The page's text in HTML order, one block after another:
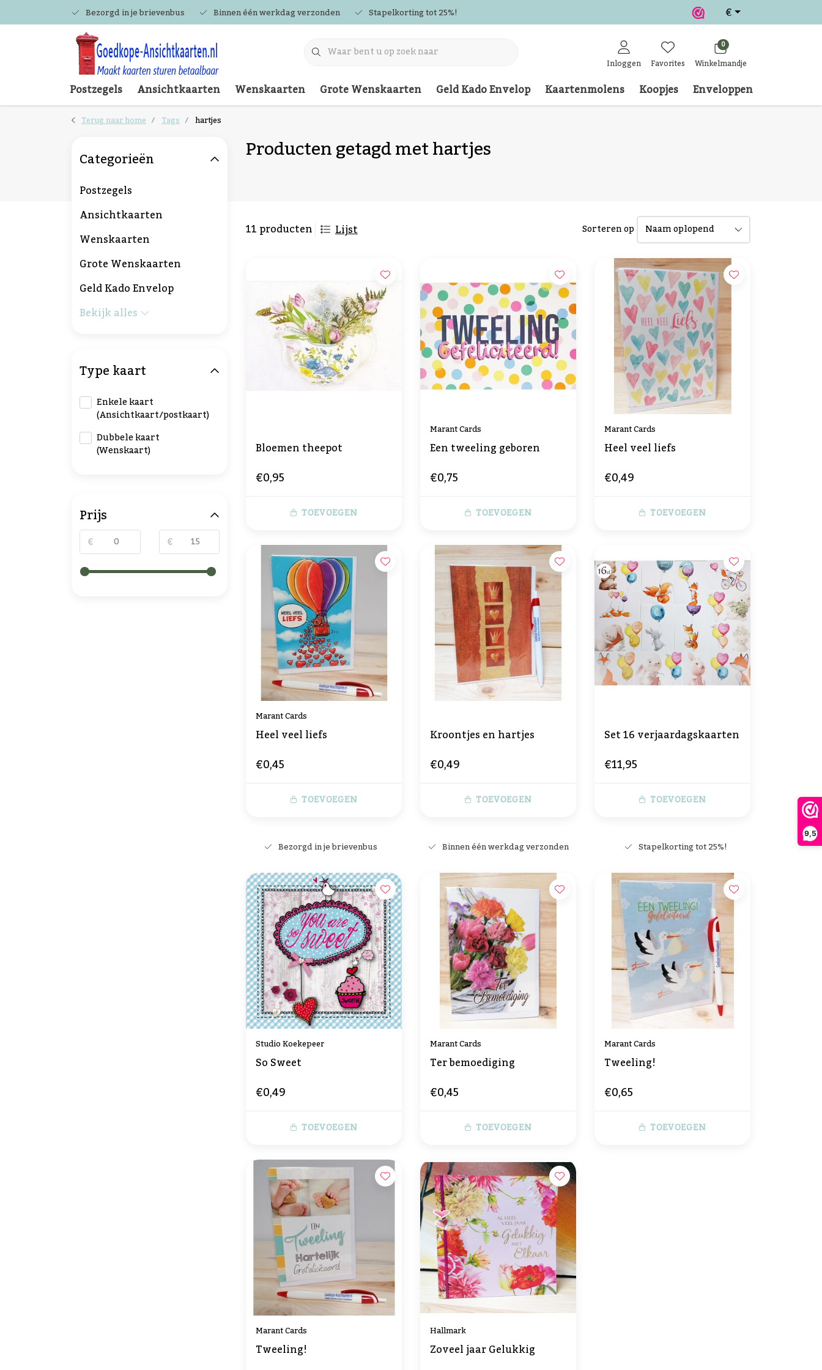
9,5
Bezorgd in je brievenbus Binnen één werkdag verzonden Stapelkorting tot 25%! €
Inloggen Favorites
0
Winkelmandje
Postzegels Ansichtkaarten Wenskaarten Grote Wenskaarten Geld Kado Envelop Kaartenmolens Koopjes Enveloppen
Terug naar home Tags hartjes
Producten getagd met hartjes
11 producten Lijst Sorteren op
Bloemen theepot
€0,95
TOEVOEGEN
Marant Cards
Een tweeling geboren
€0,75
TOEVOEGEN
Marant Cards
Heel veel liefs
€0,49
TOEVOEGEN
Marant Cards
Heel veel liefs
€0,45
TOEVOEGEN
Kroontjes en hartjes
€0,49
TOEVOEGEN
Set 16 verjaardagskaarten
€11,95
TOEVOEGEN
Bezorgd in je brievenbus Binnen één werkdag verzonden Stapelkorting tot 25%!
Studio Koekepeer
So Sweet
€0,49
TOEVOEGEN
Marant Cards
Ter bemoediging
€0,45
TOEVOEGEN
Marant Cards
Tweeling!
€0,65
TOEVOEGEN
Marant Cards
Tweeling!
Hallmark
Zoveel jaar Gelukkig
Categorieën
Postzegels
Ansichtkaarten
Wenskaarten
Grote Wenskaarten
Geld Kado Envelop
Bekijk alles
Type kaart
Enkele kaart
(Ansichtkaart/postkaart)
Dubbele kaart
(Wenskaart)
Prijs
€ €